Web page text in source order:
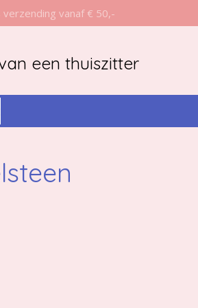
verzending vanaf € 50,-
een thuiszitter